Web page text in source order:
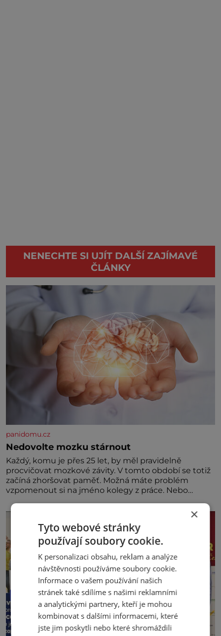
NENECHTE SI UJÍT DALŠÍ ZAJÍMAVÉ
ČLÁNKY
panidomu.cz
Nedovolte mozku stárnout
Každý, komu je přes 25 let, by měl pravidelně
procvičovat mozkové závity. V tomto období se totiž
začíná zhoršovat paměť. Možná máte problém
vzpomenout si na jméno kolegy z práce. Nebo
nedávno přečetli. Je to opravdu tak, s věkem jako
×
Tyto webové stránky
používají soubory cookie.
K personalizaci obsahu, reklam a analýze
návštěvnosti používáme soubory cookie.
Informace o vašem používání našich
stránek také sdílíme s našimi reklamními
a analytickými partnery, kteří je mohou
kombinovat s dalšími informacemi, které
jste jim poskytli nebo které shromáždili